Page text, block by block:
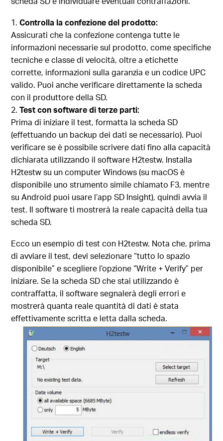
Controlla la confezione del prodotto:
Assicurati che la confezione contenga tutte le
informazioni necessarie sul prodotto, come specifiche
tecniche e classe di velocità, oltre a etichette
corrette, informazioni sulla garanzia e un codice UPC
valido. Puoi anche verificare direttamente la scheda
con il produttore della SD.
Test con software di terze parti:
Prima di iniziare il test, formatta la scheda SD
(effettuando un backup dei dati se necessario). Puoi
verificare se è possibile scrivere dati fino alla capacità
dichiarata utilizzando il software H2testw. Installa
H2testw su un computer Windows (su macOS è
disponibile uno strumento simile chiamato F3, mentre
su Android puoi usare l’app SD Insight), quindi avvia il
test. Il software ti mostrerà la reale capacità della tua
scheda SD.
Ecco un esempio di test con H2testw. Nota che, prima
di avviare il test, devi selezionare “tutto lo spazio
disponibile” e scegliere l’opzione “Write + Verify” per
iniziare. Se la scheda SD che stai utilizzando è
contraffatta, il software segnalerà degli errori e
mostrerà quanta reale quantità di dati è stata
effettivamente scritta e letta dalla scheda.